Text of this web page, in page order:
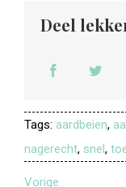
Deel
Tags: aardbeien,
nagerecht, snel,
Vorige